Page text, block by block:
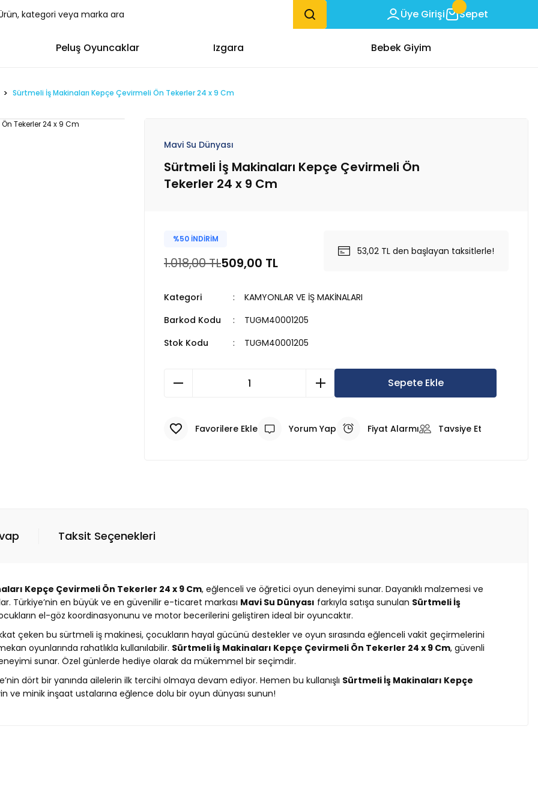
Üye Girişi Sepet
Peluş Oyuncaklar Izgara Bebek Giyim
Sürtmeli İş Makinaları Kepçe Çevirmeli Ön Tekerler 24 x 9 Cm
Mavi Su Dünyası
Sürtmeli İş Makinaları Kepçe Çevirmeli Ön
Tekerler 24 x 9 Cm
%50 İNDİRİM
1.018,00 TL509,00 TL
53,02 TL den başlayan taksitlerle!
Kategori
KAMYONLAR VE İŞ MAKİNALARI
Barkod Kodu
TUGM40001205
Stok Kodu
TUGM40001205
Sepete Ekle
Yorum Yap Fiyat Alarmı Tavsiye Et
Taksit Seçenekleri
Kepçe Çevirmeli Ön Tekerler 24 x 9 Cm, eğlenceli ve öğretici oyun deneyimi sunar. Dayanıklı malzemesi ve
Türkiye’nin en büyük ve en güvenilir e-ticaret markası Mavi Su Dünyası farkıyla satışa sunulan Sürtmeli İş
el-göz koordinasyonunu ve motor becerilerini geliştiren ideal bir oyuncaktır.
çeken bu sürtmeli iş makinesi, çocukların hayal gücünü destekler ve oyun sırasında eğlenceli vakit geçirmelerini
oyunlarında rahatlıkla kullanılabilir. Sürtmeli İş Makinaları Kepçe Çevirmeli Ön Tekerler 24 x 9 Cm, güvenli
sunar. Özel günlerde hediye olarak da mükemmel bir seçimdir.
dört bir yanında ailelerin ilk tercihi olmaya devam ediyor. Hemen bu kullanışlı Sürtmeli İş Makinaları Kepçe
ve minik inşaat ustalarına eğlence dolu bir oyun dünyası sunun!